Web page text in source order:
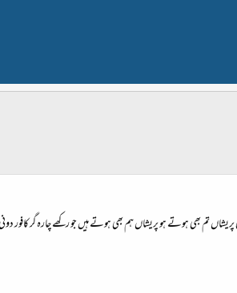
تم بھی ہوتے ہو پریشاں ہم بھی ہوتے ہیں جو رکھے چارہ گر کافور